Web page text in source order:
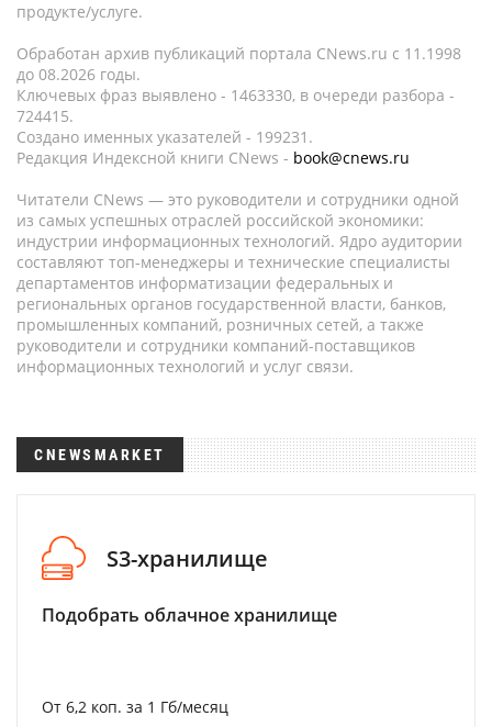
продукте/услуге.
Обработан архив публикаций портала CNews.ru c 11.1998
до 08.2026 годы.
Ключевых фраз выявлено - 1463330, в очереди разбора -
724415.
Создано именных указателей - 199231.
Редакция Индексной книги CNews - book@cnews.ru
Читатели CNews — это руководители и сотрудники одной
из самых успешных отраслей российской экономики:
индустрии информационных технологий. Ядро аудитории
составляют топ-менеджеры и технические специалисты
департаментов информатизации федеральных и
региональных органов государственной власти, банков,
промышленных компаний, розничных сетей, а также
руководители и сотрудники компаний-поставщиков
информационных технологий и услуг связи.
CNEWSMARKET
S3-хранилище
Подобрать облачное хранилище
От 6,2 коп. за 1 Гб/месяц